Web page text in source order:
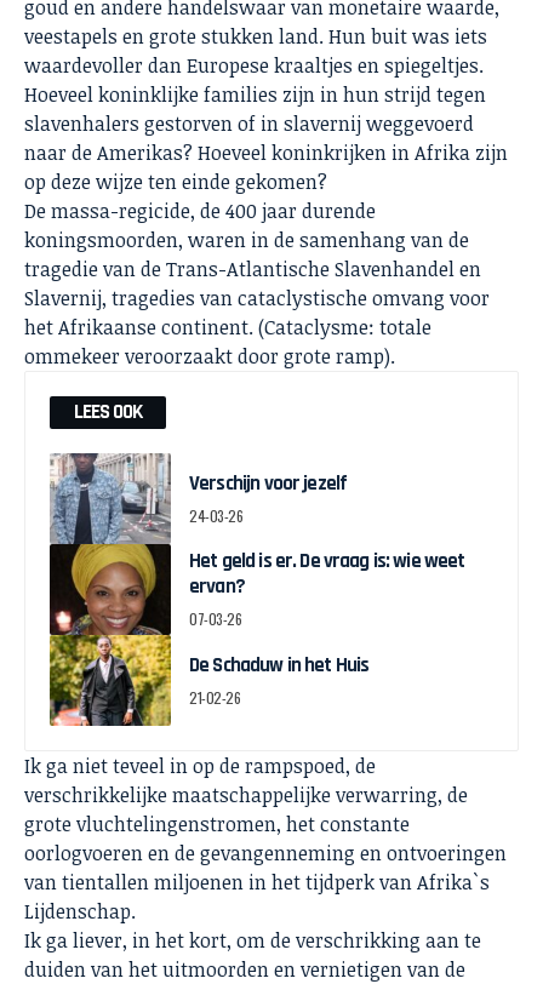
goud en andere handelswaar van monetaire waarde,
veestapels en grote stukken land. Hun buit was iets
waardevoller dan Europese kraaltjes en spiegeltjes.
Hoeveel koninklijke families zijn in hun strijd tegen
slavenhalers gestorven of in slavernij weggevoerd
naar de Amerikas? Hoeveel koninkrijken in Afrika zijn
op deze wijze ten einde gekomen?
De massa-regicide, de 400 jaar durende
koningsmoorden, waren in de samenhang van de
tragedie van de Trans-Atlantische Slavenhandel en
Slavernij, tragedies van cataclystische omvang voor
het Afrikaanse continent. (Cataclysme: totale
ommekeer veroorzaakt door grote ramp).
LEES OOK
Verschijn voor jezelf
24-03-26
Het geld is er. De vraag is: wie weet
ervan?
07-03-26
De Schaduw in het Huis
21-02-26
Ik ga niet teveel in op de rampspoed, de
verschrikkelijke maatschappelijke verwarring, de
grote vluchtelingenstromen, het constante
oorlogvoeren en de gevangenneming en ontvoeringen
van tientallen miljoenen in het tijdperk van Afrika`s
Lijdenschap.
Ik ga liever, in het kort, om de verschrikking aan te
duiden van het uitmoorden en vernietigen van de